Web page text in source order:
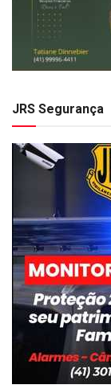
JRS Segurança